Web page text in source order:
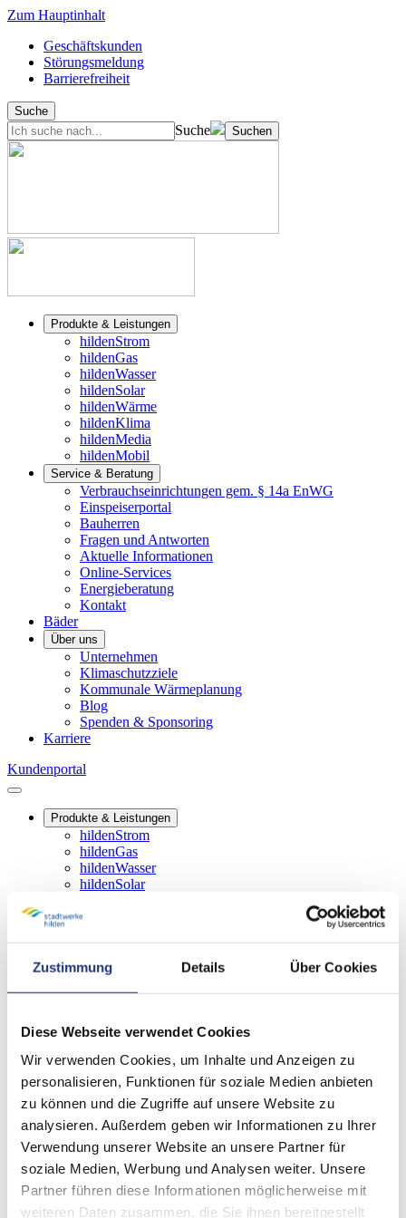
Zustimmung Details Über Cookies
Diese Webseite verwendet Cookies
Wir verwenden Cookies, um Inhalte und Anzeigen zu
personalisieren, Funktionen für soziale Medien anbieten
zu können und die Zugriffe auf unsere Website zu
analysieren. Außerdem geben wir Informationen zu Ihrer
Verwendung unserer Website an unsere Partner für
soziale Medien, Werbung und Analysen weiter. Unsere
Partner führen diese Informationen möglicherweise mit
weiteren Daten zusammen, die Sie ihnen bereitgestellt
Zum Hauptinhalt
Geschäftskunden
Störungsmeldung
Barrierefreiheit
Suche
Suche Suchen
Produkte & Leistungen
hildenStrom
hildenGas
hildenWasser
hildenSolar
hildenWärme
hildenKlima
hildenMedia
hildenMobil
Service & Beratung
Verbrauchseinrichtungen gem. § 14a EnWG
Einspeiserportal
Bauherren
Fragen und Antworten
Aktuelle Informationen
Online-Services
Energieberatung
Kontakt
Bäder
Über uns
Unternehmen
Klimaschutzziele
Kommunale Wärmeplanung
Blog
Spenden & Sponsoring
Karriere
Kundenportal
Produkte & Leistungen
hildenStrom
hildenGas
hildenWasser
hildenSolar
hildenKlima
Service & Beratung
Fragen und Antworten
Online-Services
Energieberatung
Kontakt
Über uns
Unternehmen
Klimaschutzziele
Kommunale Wärmeplanung
Blog